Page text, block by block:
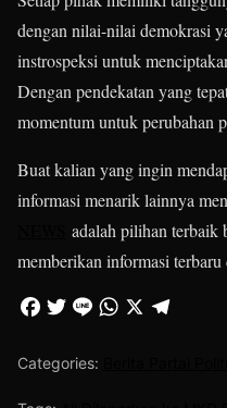
dengan nilai-nilai demokrasi
instrospeksi untuk
Dengan pendekatan yang
momentum untuk perubahan
Buat kalian yang ingin
informasi menarik lainnya
adalah pilihan terbaik
memberikan informasi
Categories: